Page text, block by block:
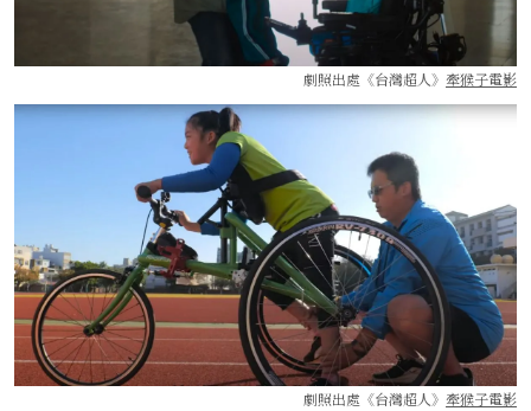
劇照出處《台灣超人》 牽猴子電影
劇照出處《台灣超人》 牽猴子電影